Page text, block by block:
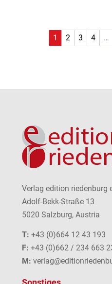
1 2 3 4 …
Verlag edition riedenburg
Adolf-Bekk-Straße 13
5020 Salzburg, Austria
T: +43 (0)664 12 43 193
F: +43 (0)662 / 234 663
M: